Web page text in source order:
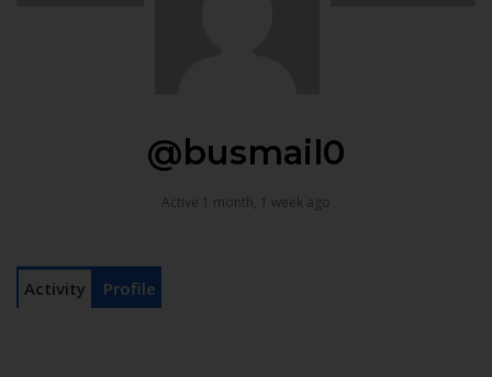
@busmail0
Active 1 month, 1 week ago
Activity Profile